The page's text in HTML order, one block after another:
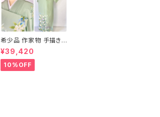
希少品 作家物 手描き
友禅 花鳥文 椿 沈丁花
訪問着 正絹 袷 黄緑 青
白 1418
¥39,420
10%OFF